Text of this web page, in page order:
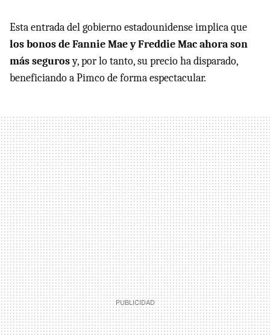
Esta entrada del gobierno estadounidense implica que
los bonos de Fannie Mae y Freddie Mac ahora son
más segurosy, por lo tanto, su precio ha disparado,
beneficiando a Pimco de forma espectacular.